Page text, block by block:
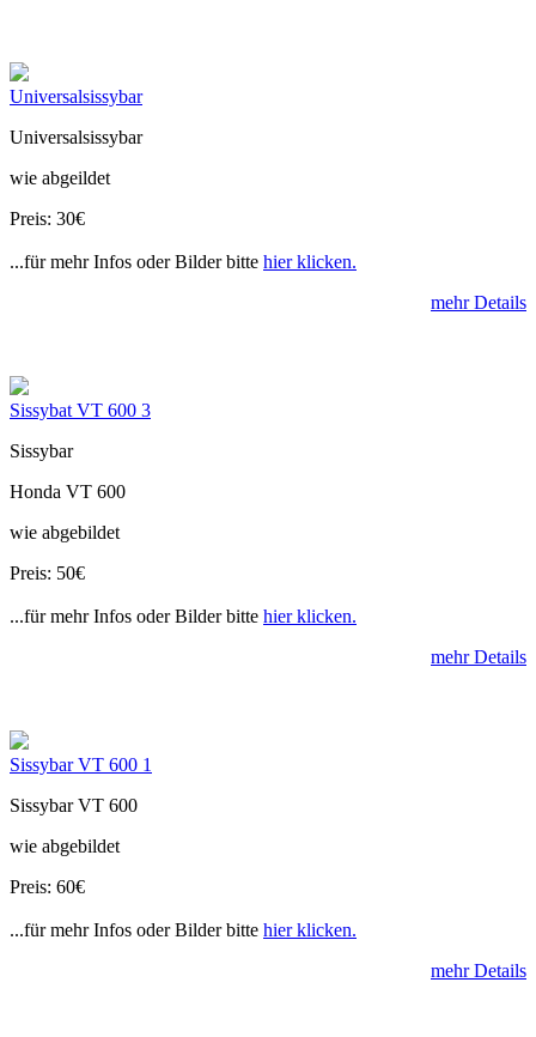
Universalsissybar
Universalsissybar
wie abgeildet
Preis: 30€
...für mehr Infos oder Bilder bitte hier klicken.
mehr Details
Sissybat VT 600 3
Sissybar
Honda VT 600
wie abgebildet
Preis: 50€
...für mehr Infos oder Bilder bitte hier klicken.
mehr Details
Sissybar VT 600 1
Sissybar VT 600
wie abgebildet
Preis: 60€
...für mehr Infos oder Bilder bitte hier klicken.
mehr Details